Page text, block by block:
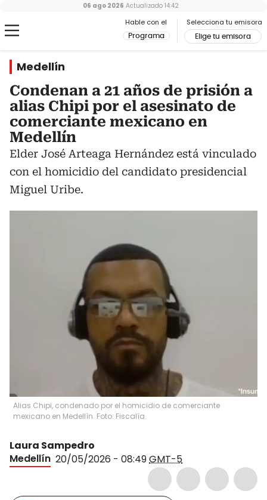
Hable con el
Programa
Selecciona tu emisora
Elige tu emisora
06 ago 2026 Actualizado 14:42
Medellín
Condenan a 21 años de prisión a
alias Chipi por el asesinato de
comerciante mexicano en
Medellín
Elder José Arteaga Hernández está vinculado
con el homicidio del candidato presidencial
Miguel Uribe.
Alias Chipi, condenado por el homicidio de comerciante
mexicano en Medellín. Foto: Fiscalía.
Laura Sampedro
Medellín 20/05/2026 - 08:49GMT-5